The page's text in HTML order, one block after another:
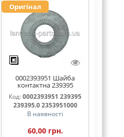
Оригінал
0002393951 Шайба
контактна 239395
239395.0 2353951000
Код:0002393951 239395
239395.0 2353951000
В наявності
60,00 грн.